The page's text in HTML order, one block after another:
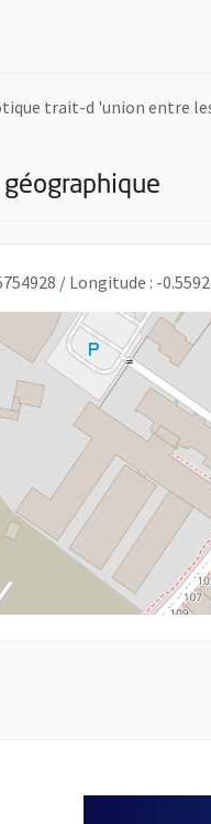
trait-d 'union entre
/ Longitude : -